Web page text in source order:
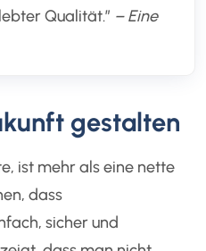
Qualität.” – Eine
gestalten
ist mehr als eine nette
dass
sicher und